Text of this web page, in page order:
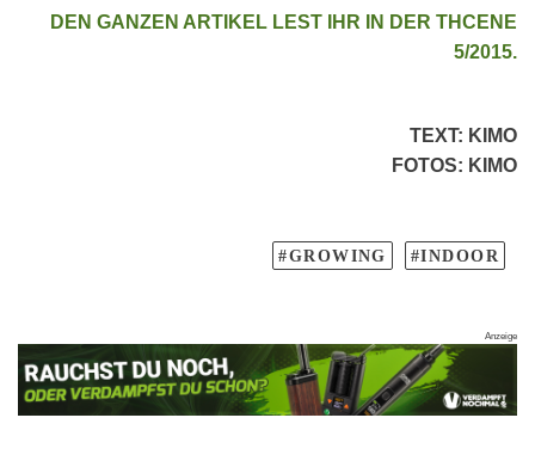
DEN GANZEN ARTIKEL LEST IHR IN DER THCENE
5/2015.
TEXT: KIMO
FOTOS: KIMO
GROWING INDOOR